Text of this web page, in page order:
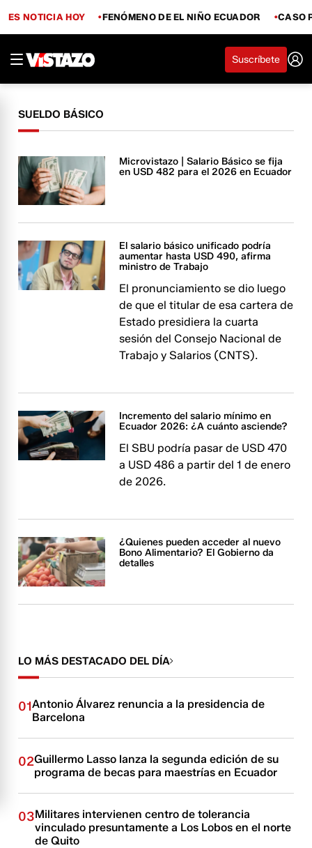
ES NOTICIA HOY FENÓMENO DE EL NIÑO ECUADOR CASO
Suscríbete
SUELDO BÁSICO
Microvistazo | Salario Básico se fija
en USD 482 para el 2026 en Ecuador
El salario básico unificado podría
aumentar hasta USD 490, afirma
ministro de Trabajo
El pronunciamiento se dio luego
de que el titular de esa cartera de
Estado presidiera la cuarta
sesión del Consejo Nacional de
Trabajo y Salarios (CNTS).
Incremento del salario mínimo en
Ecuador 2026: ¿A cuánto asciende?
El SBU podría pasar de USD 470
a USD 486 a partir del 1 de enero
de 2026.
¿Quienes pueden acceder al nuevo
Bono Alimentario? El Gobierno da
detalles
LO MÁS DESTACADO DEL DÍA
01Antonio Álvarez renuncia a la presidencia de
Barcelona
02Guillermo Lasso lanza la segunda edición de su
programa de becas para maestrías en Ecuador
03Militares intervienen centro de tolerancia
vinculado presuntamente a Los Lobos en el norte
de Quito